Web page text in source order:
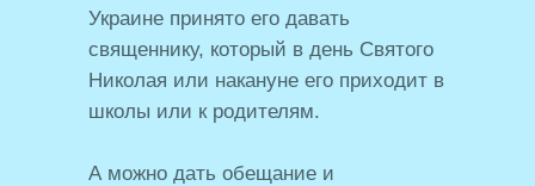
Украине принято его давать
священнику, который в день Святого
Николая или накануне его приходит в
школы или к родителям.
А можно дать обещание и